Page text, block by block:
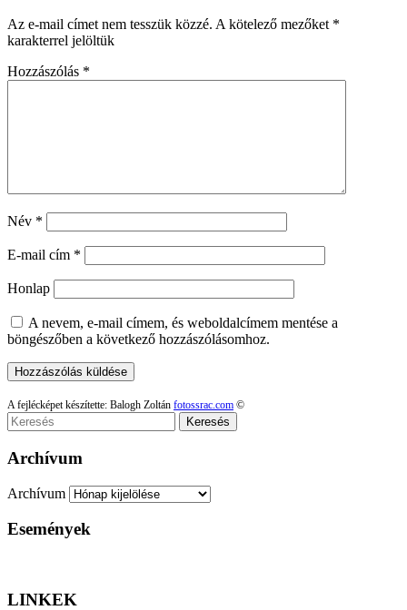
Az e-mail címet nem tesszük közzé. A kötelező mezőket *
karakterrel jelöltük
Hozzászólás *
Név *
E-mail cím *
Honlap
A nevem, e-mail címem, és weboldalcímem mentése a
böngészőben a következő hozzászólásomhoz.
A fejlécképet készítette: Balogh Zoltán fotossrac.com ©
Keresés
Archívum
Archívum
Események
LINKEK